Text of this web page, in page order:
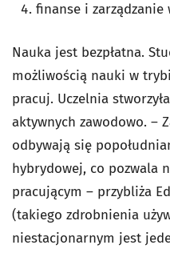
finanse i
Nauka jest bezpłatna.
możliwością nauki w
pracuj. Uczelnia
aktywnych zawodowo. –
odbywają się
hybrydowej, co pozwala
pracującym – przybliża
(takiego zdrobnienia
niestacjonarnym jest